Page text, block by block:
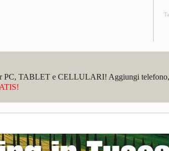
PC, TABLET e CELLULARI! Aggiungi